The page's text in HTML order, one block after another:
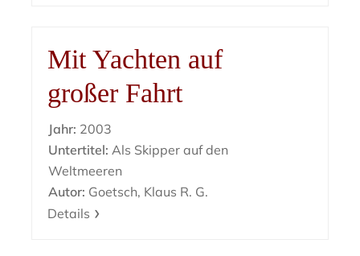
Mit Yachten auf
großer Fahrt
Jahr: 2003
Untertitel: Als Skipper auf den
Weltmeeren
Autor: Goetsch, Klaus R. G.
Details